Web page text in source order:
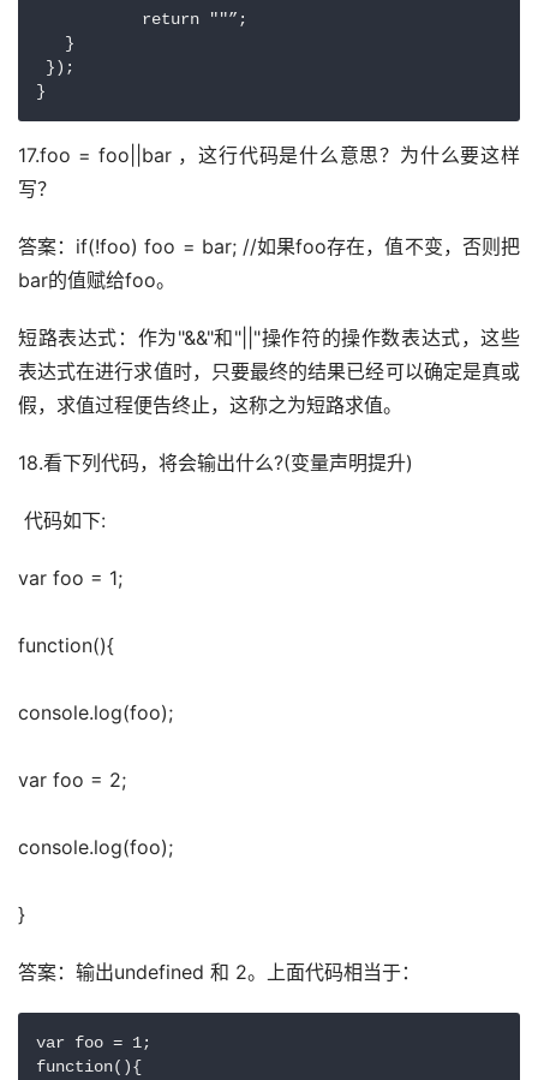
           return ""”;
   }
});
}
17.foo = foo||bar ，这行代码是什么意思？为什么要这样
写？
答案：if(!foo) foo = bar; //如果foo存在，值不变，否则把
bar的值赋给foo。
短路表达式：作为"&&"和"||"操作符的操作数表达式，这些
表达式在进行求值时，只要最终的结果已经可以确定是真或
假，求值过程便告终止，这称之为短路求值。
18.看下列代码，将会输出什么?(变量声明提升)
代码如下:
var foo = 1;
function(){
console.log(foo);
var foo = 2;
console.log(foo);
}
答案：输出undefined 和 2。上面代码相当于：
var foo = 1;
function(){